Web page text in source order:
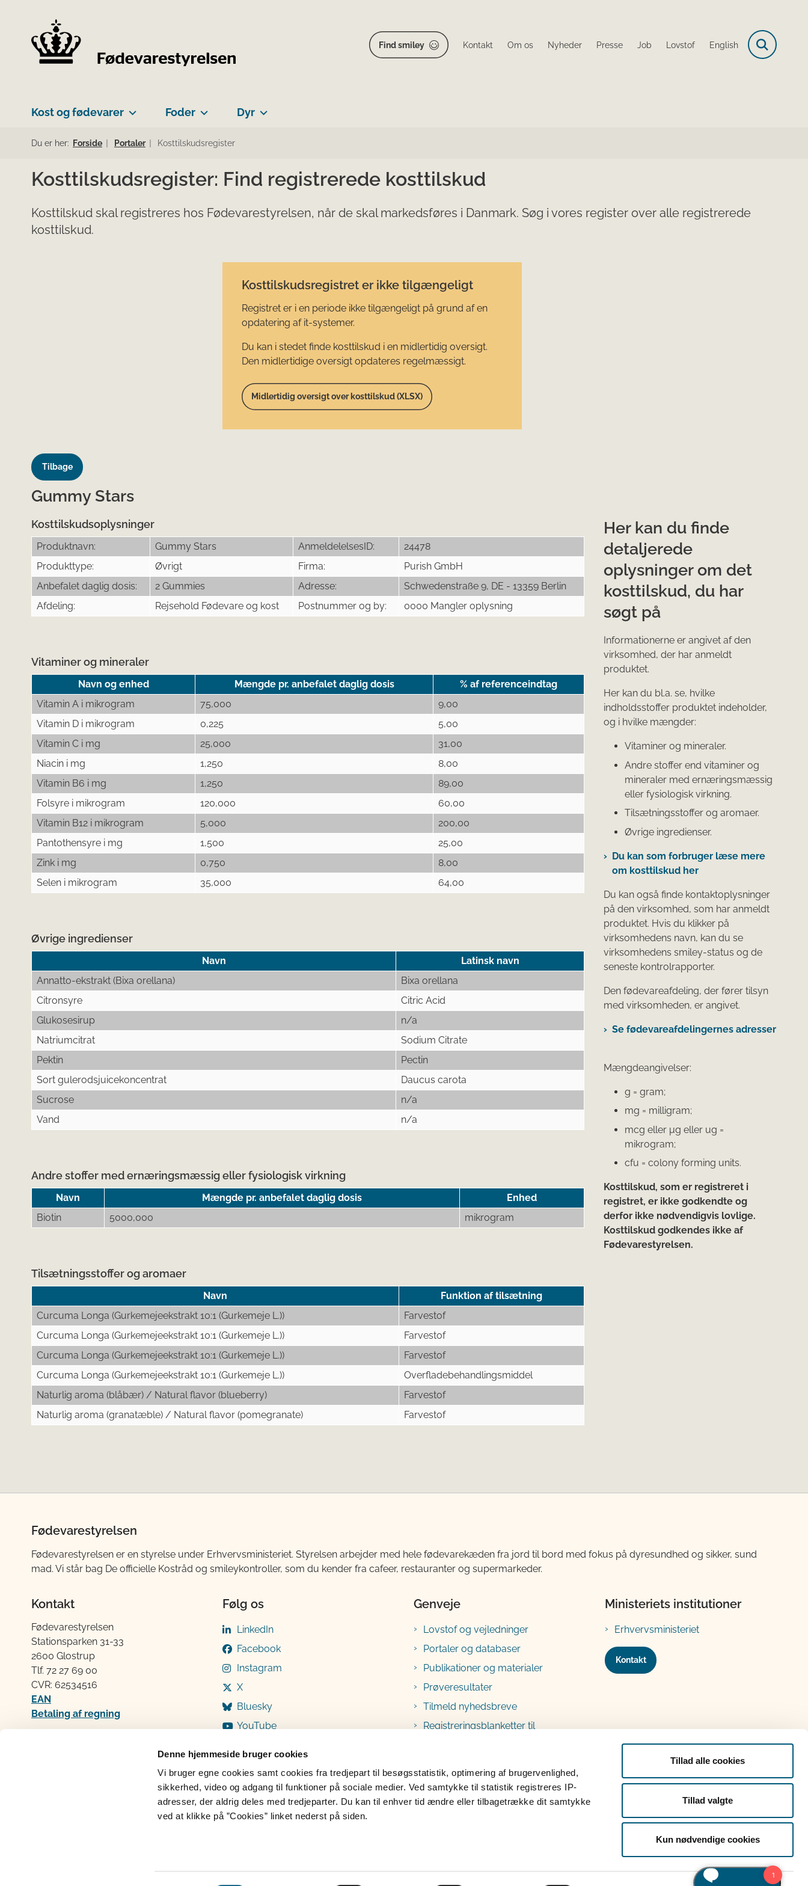
Denne hjemmeside bruger cookies
Vi bruger egne cookies samt cookies fra tredjepart til besøgsstatistik, optimering af brugervenlighed,
sikkerhed, video og adgang til funktioner på sociale medier. Ved samtykke til statistik registreres IP-
adresser, der aldrig deles med tredjeparter. Du kan til enhver tid ændre eller tilbagetrække dit samtykke
ved at klikke på ”Cookies” linket nederst på siden.
Tillad alle cookies
Tillad valgte
Kun nødvendige cookies
Find smiley Kontakt Om os Nyheder Presse Job Lovstof English
Kost og fødevarer Foder Dyr
Du er her: Forside Portaler Kosttilskudsregister
Kosttilskudsregister: Find registrerede kosttilskud
Kosttilskud skal registreres hos Fødevarestyrelsen, når de skal markedsføres i Danmark. Søg i vores register over alle registrerede
kosttilskud.
Kosttilskudsregistret er ikke tilgængeligt
Registret er i en periode ikke tilgængeligt på grund af en
opdatering af it-systemer.
Du kan i stedet finde kosttilskud i en midlertidig oversigt.
Den midlertidige oversigt opdateres regelmæssigt.
Midlertidig oversigt over kosttilskud (XLSX)
Tilbage
Gummy Stars
Kosttilskudsoplysninger
Produktnavn: Gummy Stars AnmeldelelsesID:
24478
Produkttype:
Øvrigt Firma:
Purish GmbH
Anbefalet daglig dosis:
2 Gummies Adresse:
Schwedenstraße 9, DE - 13359 Berlin
Afdeling:
Rejsehold Fødevare og kost Postnummer og by: 0000 Mangler oplysning
Vitaminer og mineraler
Navn og enhed Mængde pr. anbefalet daglig dosis
% af referenceindtag
Vitamin A i mikrogram
75,000
9,00
Vitamin D i mikrogram
0,225
5,00
Vitamin C i mg
25,000
31,00
Niacin i mg
1,250
8,00
Vitamin B6 i mg
1,250
89,00
Folsyre i mikrogram
120,000
60,00
Vitamin B12 i mikrogram
5,000
200,00
Pantothensyre i mg
1,500
25,00
Zink i mg
0,750
8,00
Selen i mikrogram
35,000 64,00
Øvrige ingredienser
Navn
Latinsk navn
Annatto-ekstrakt (Bixa orellana)
Bixa orellana
Citronsyre
Citric Acid
Glukosesirup
n/a
Natriumcitrat
Sodium Citrate
Pektin
Pectin
Sort gulerodsjuicekoncentrat
Daucus carota
Sucrose
n/a
Vand
n/a
Andre stoffer med ernæringsmæssig eller fysiologisk virkning
Navn Mængde pr. anbefalet daglig dosis
Enhed
Biotin
5000,000 mikrogram
Tilsætningsstoffer og aromaer
Navn
Funktion af tilsætning
Curcuma Longa (Gurkemejeekstrakt 10:1 (Gurkemeje L.))
Farvestof
Curcuma Longa (Gurkemejeekstrakt 10:1 (Gurkemeje L.))
Farvestof
Curcuma Longa (Gurkemejeekstrakt 10:1 (Gurkemeje L.))
Farvestof
Curcuma Longa (Gurkemejeekstrakt 10:1 (Gurkemeje L.))
Overfladebehandlingsmiddel
Naturlig aroma (blåbær) / Natural flavor (blueberry)
Farvestof
Naturlig aroma (granatæble) / Natural flavor (pomegranate)
Farvestof
Her kan du finde
detaljerede
oplysninger om det
kosttilskud, du har
søgt på
Informationerne er angivet af den
virksomhed, der har anmeldt
produktet.
Her kan du bl.a. se, hvilke
indholdsstoffer produktet indeholder,
og i hvilke mængder:
Vitaminer og mineraler.
Andre stoffer end vitaminer og
mineraler med ernæringsmæssig
eller fysiologisk virkning.
Tilsætningsstoffer og aromaer.
Øvrige ingredienser.
Du kan som forbruger læse mere
om kosttilskud her
Du kan også finde kontaktoplysninger
på den virksomhed, som har anmeldt
produktet. Hvis du klikker på
virksomhedens navn, kan du se
virksomhedens smiley-status og de
seneste kontrolrapporter.
Den fødevareafdeling, der fører tilsyn
med virksomheden, er angivet.
Se fødevareafdelingernes adresser
Mængdeangivelser:
g = gram;
mg = milligram;
mcg eller μg eller ug =
mikrogram;
cfu = colony forming units.
Kosttilskud, som er registreret i
registret, er ikke godkendte og
derfor ikke nødvendigvis lovlige.
Kosttilskud godkendes ikke af
Fødevarestyrelsen.
Fødevarestyrelsen
Fødevarestyrelsen er en styrelse under Erhvervsministeriet. Styrelsen arbejder med hele fødevarekæden fra jord til bord med fokus på dyresundhed og sikker, sund
mad. Vi står bag De officielle Kostråd og smileykontroller, som du kender fra cafeer, restauranter og supermarkeder.
Kontakt
Fødevarestyrelsen
Stationsparken 31-33
2600 Glostrup
Tlf. 72 2​​​7 69 00
CVR: 62534516
EAN
Betaling af regning
Følg os
LinkedIn
Facebook
Instagram
X
Bluesky
YouTube
Genveje
Lovstof og vejledninger
Portaler og databaser
Publikationer og materialer
Prøveresultater
Tilmeld nyhedsbreve
Registreringsblanketter til
Ministeriets institutioner
Erhvervsministeriet
Kontakt
Persondatabeskyttelse Tilgængelighedserklæring Klage